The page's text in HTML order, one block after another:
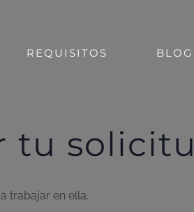
REQUISITOS BLOG
tu
trabajar en ella.